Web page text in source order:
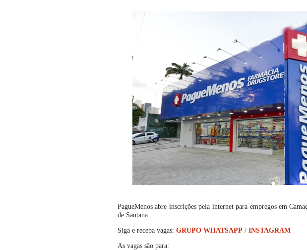
PagueMenos abre inscrições pela internet para empregos em
de Santana.
Siga e receba vagas: GRUPO WHATSAPP / INSTAGRAM
As vagas são para: